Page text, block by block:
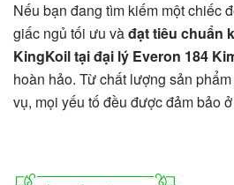
Nếu bạn đang tìm kiếm một chiếc
giấc ngủ tối ưu vàđạt tiêu chuẩn
KingKoil tại đại lý Everon 184
hoàn hảo. Từ chất lượng sản
vụ, mọi yếu tố đều được đảm bảo